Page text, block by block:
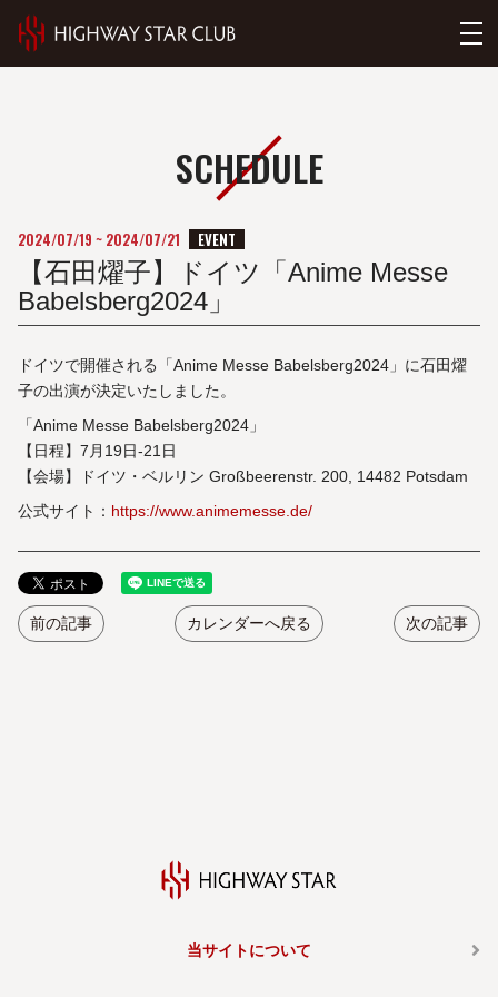
SCHEDULE
2024/07/19 ~ 2024/07/21 EVENT
【石田燿子】ドイツ「Anime Messe
Babelsberg2024」
ドイツで開催される「Anime Messe Babelsberg2024」に石田燿
子の出演が決定いたしました。
「Anime Messe Babelsberg2024」
【日程】7月19日-21日
【会場】ドイツ・ベルリン Großbeerenstr. 200, 14482 Potsdam
公式サイト： https://www.animemesse.de/
前の記事 カレンダーへ戻る 次の記事
当サイトについて